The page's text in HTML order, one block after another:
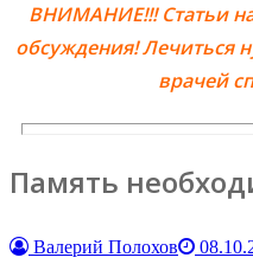
ВНИМАНИЕ!!! Статьи
обсуждения! Лечиться
врачей
Память
Валерий Полохов